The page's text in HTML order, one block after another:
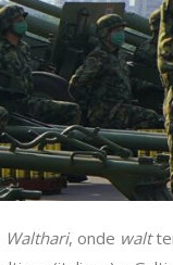
Walthari, onde walt